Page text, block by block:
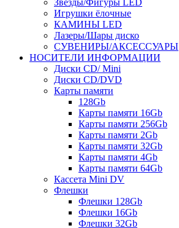
Звезды/Фигуры LED
Игрушки ёлочные
КАМИНЫ LED
Лазеры/Шары диско
СУВЕНИРЫ/АКСЕССУАРЫ
НОСИТЕЛИ ИНФОРМАЦИИ
Диски CD/ Mini
Диски CD/DVD
Карты памяти
128Gb
Карты памяти 16Gb
Карты памяти 256Gb
Карты памяти 2Gb
Карты памяти 32Gb
Карты памяти 4Gb
Карты памяти 64Gb
Кассета Mini DV
Флешки
Флешки 128Gb
Флешки 16Gb
Флешки 32Gb